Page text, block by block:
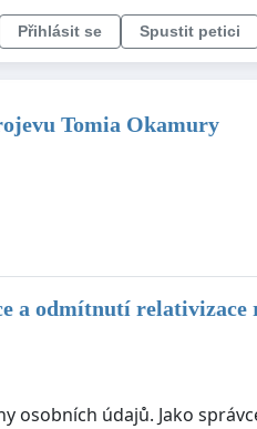
Přihlásit se Spustit petici
Tomia Okamury
a odmítnutí relativizace
osobních údajů. Jako